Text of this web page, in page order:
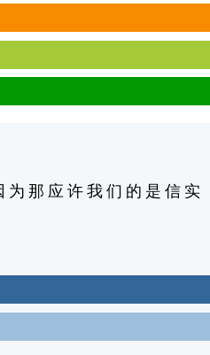
为 那 应 许 我 们 的 是 信 实